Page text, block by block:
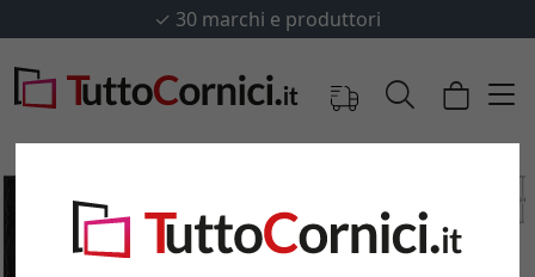
✓ 30 marchi e produttori